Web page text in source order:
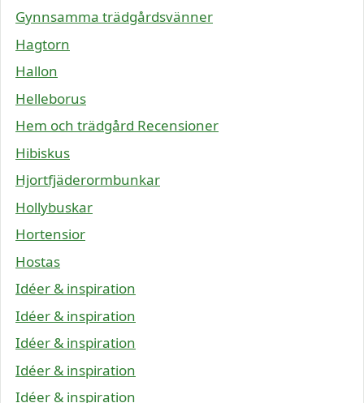
Gynnsamma trädgårdsvänner
Hagtorn
Hallon
Helleborus
Hem och trädgård Recensioner
Hibiskus
Hjortfjäderormbunkar
Hollybuskar
Hortensior
Hostas
Idéer & inspiration
Idéer & inspiration
Idéer & inspiration
Idéer & inspiration
Idéer & inspiration